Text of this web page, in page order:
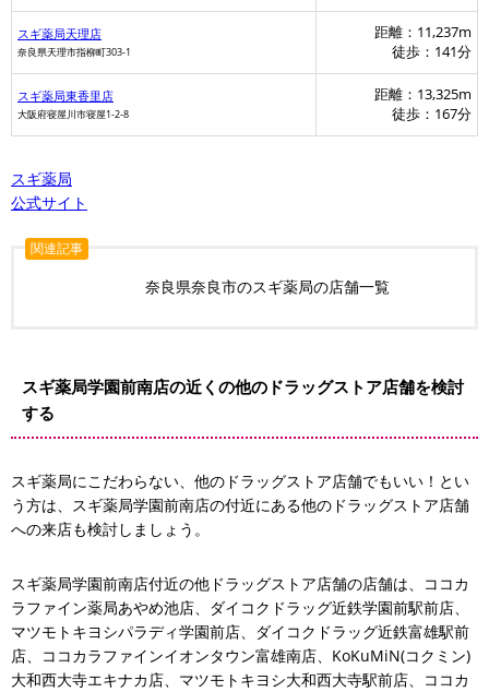
スギ薬局天理店
奈良県天理市指柳町303-1
距離：11,237m
徒歩：141分
スギ薬局東香里店
大阪府寝屋川市寝屋1-2-8
距離：13,325m
徒歩：167分
スギ薬局
公式サイト
関連記事
奈良県奈良市のスギ薬局の店舗一覧
スギ薬局学園前南店の近くの他のドラッグストア店舗を検討
する
スギ薬局にこだわらない、他のドラッグストア店舗でもいい！とい
う方は、スギ薬局学園前南店の付近にある他のドラッグストア店舗
への来店も検討しましょう。
スギ薬局学園前南店付近の他ドラッグストア店舗の店舗は、ココカ
ラファイン薬局あやめ池店、ダイコクドラッグ近鉄学園前駅前店、
マツモトキヨシパラディ学園前店、ダイコクドラッグ近鉄富雄駅前
店、ココカラファインイオンタウン富雄南店、KoKuMiN(コクミン)
大和西大寺エキナカ店、マツモトキヨシ大和西大寺駅前店、ココカ